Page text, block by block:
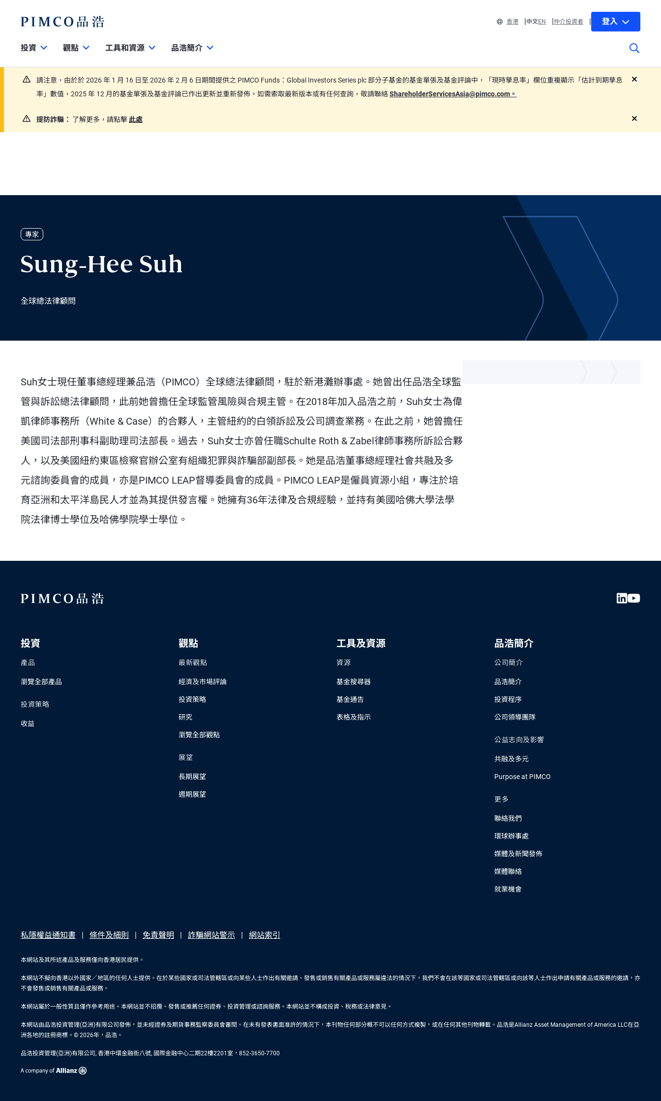
香港 中文EN 仲介投資者 登入
投資 觀點 工具和資源 品浩簡介
請注意，由於於 2026 年 1 月 16 日至 2026 年 2 月 6 日期間提供之 PIMCO Funds：Global Investors Series plc 部分子基金的基金單張及基金評論中，「現時孳息率」欄位重複顯示「估計到期孳息
率」數值，2025 年 12 月的基金單張及基金評論已作出更新並重新發佈。如需索取最新版本或有任何查詢，敬請聯絡ShareholderServicesAsia@pimco.com。
提防詐騙： 了解更多，請點擊 此處
專家
Sung-Hee Suh
全球總法律顧問
Suh女士現任董事總經理兼品浩（PIMCO）全球總法律顧問，駐於新港灘辦事處。她曾出任品浩全球監
管與訴訟總法律顧問，此前她曾擔任全球監管風險與合規主管。在2018年加入品浩之前，Suh女士為偉
凱律師事務所（White & Case）的合夥人，主管紐約的白領訴訟及公司調查業務。在此之前，她曾擔任
美國司法部刑事科副助理司法部長。過去，Suh女士亦曾任職Schulte Roth & Zabel律師事務所訴訟合夥
人，以及美國紐約東區檢察官辦公室有組織犯罪與詐騙部副部長。她是品浩董事總經理社會共融及多
元諮詢委員會的成員，亦是PIMCO LEAP督導委員會的成員。PIMCO LEAP是僱員資源小組，專注於培
育亞洲和太平洋島民人才並為其提供發言權。她擁有36年法律及合規經驗，並持有美國哈佛大學法學
院法律博士學位及哈佛學院學士學位。
投資
產品
瀏覽全部產品
投資策略
收益
觀點
最新觀點
經濟及市場評論
投資策略
研究
瀏覽全部觀點
展望
長期展望
週期展望
工具及資源
資源
基金搜尋器
基金通告
表格及指示
品浩簡介
公司簡介
品浩簡介
投資程序
公司領導團隊
公益志向及影響
共融及多元
Purpose at PIMCO
更多
聯絡我們
環球辦事處
媒體及新聞發佈
媒體聯絡
就業機會
私隱權益通知書 條件及細則 免責聲明 詐騙網站警示 網站索引
本網站及其所述產品及服務僅向香港居民提供。
本網站不擬向香港以外國家／地區的任何人士提供。在於某些國家或司法管轄區或向某些人士作出有關邀請、發售或銷售有關產品或服務屬違法的情況下，我們不會在該等國家或司法管轄區或向該等人士作出申請有關產品或服務的邀請，亦
不會發售或銷售有關產品或服務。
本網站屬於一般性質且僅作參考用途。本網站並不招攬、發售或推薦任何證券、投資管理或諮詢服務。本網站並不構成投資、稅務或法律意見。
本網站由品浩投資管理(亞洲)有限公司發佈，並未經證券及期貨事務監察委員會審閱。在未有發表書面准許的情況下，本刊物任何部分概不可以任何方式複製，或在任何其他刊物轉載。品浩是Allianz Asset Management of America LLC在亞
洲各地的註冊商標。© 2026年，品浩。
品浩投資管理(亞洲)有限公司, 香港中環金融街八號, 國際金融中心二期22樓2201室，852-3650-7700